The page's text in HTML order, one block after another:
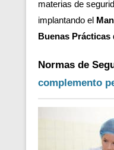
materias de
implantando el
Buenas Prácticas
Normas de
complemento